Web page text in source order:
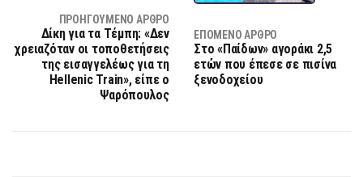
ΠΡΟΗΓΟΎΜΕΝΟ ΆΡΘΡΟ
Δίκη για τα Τέμπη: «Δεν
χρειαζόταν οι τοποθετήσεις
της εισαγγελέως για τη
Hellenic Train», είπε ο
Ψαρόπουλος
ΕΠΌΜΕΝΟ ΆΡΘΡΟ
Στο «Παίδων» αγοράκι 2,5
ετών που έπεσε σε πισίνα
ξενοδοχείου